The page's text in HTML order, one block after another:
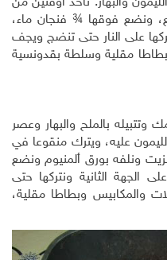
ونضع فوقها ¾ فنجان ماء،
على النار حتى تنضج ويجف
بطاطا مقلية وسلطة بقدونسية
بالملح والبهار وعصر
عليه، ويترك منقوعا في
بالزيت ونلفه بورق ألمنيوم ونضع
الجهة الثانية ونتركها حتى
والمكابيس وبطاطا مقلية،